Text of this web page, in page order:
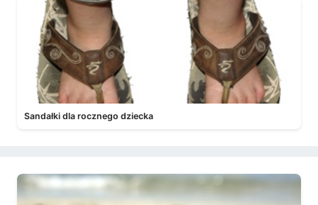
Sandałki dla rocznego dziecka